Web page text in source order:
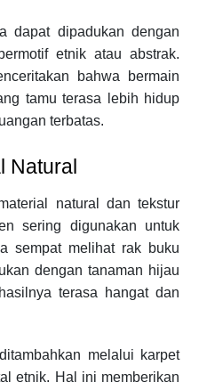
dapat dipadukan dengan
etnik atau abstrak.
bahwa bermain
tamu terasa lebih hidup
terbatas.
Natural
natural dan tekstur
sering digunakan untuk
sempat melihat rak buku
dengan tanaman hijau
terasa hangat dan
melalui karpet
etnik. Hal ini memberikan